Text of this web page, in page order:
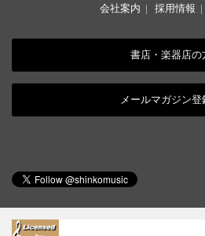
会社案内 | 採用情報 |
書店・楽器店の
メールマガジン登